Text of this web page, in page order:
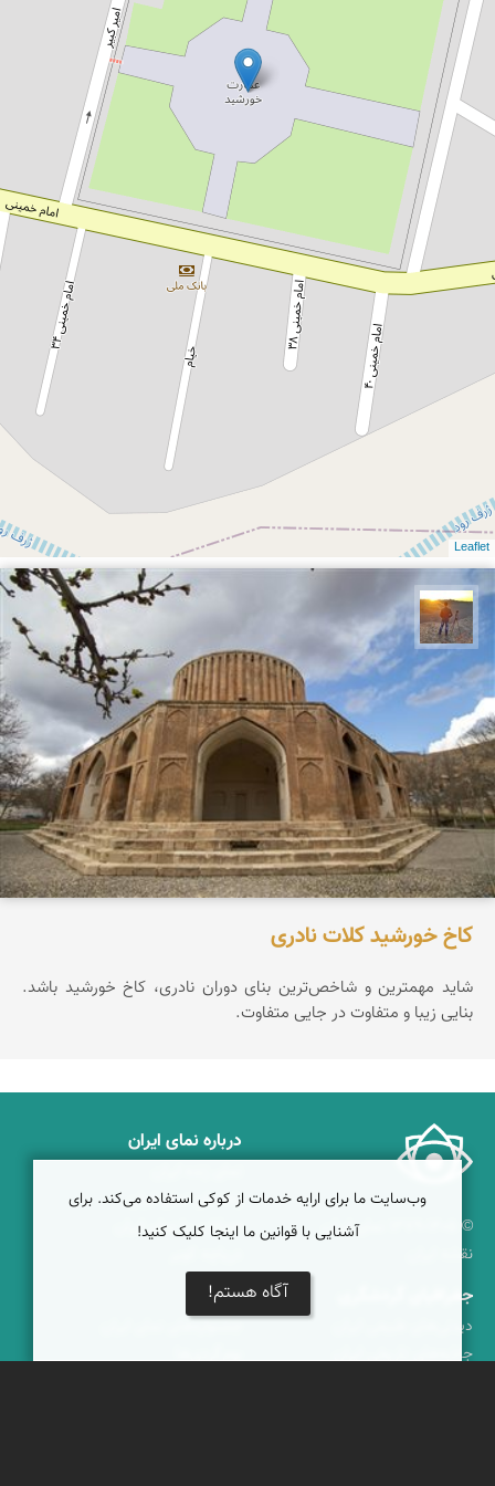
Leaflet
مهدی مخلصیان
کاخ خورشید کلات نادری
شاید مهمترین و شاخص‌ترین بنای دوران نادری، کاخ خورشید باشد.
بنایی زیبا و متفاوت در جایی متفاوت.
© ۱۳۷۹-۱۴۰۵ نمای ایران
نقشه ایران
درباره نمای ایران
راهنمای نمای ایران
همکاری با نمای ایران
جغرافیای گردشگری
دیدنی‌های طبیعی ایران
جاذبه‌های تاریخی ایران
خبرنامه
جشنواره‌های نمای ایران
وب‌سایت ما برای ارایه خدمات از کوکی استفاده می‌کند. برای
آشنایی با قوانین ما اینجا کلیک کنید!
آگاه هستم!